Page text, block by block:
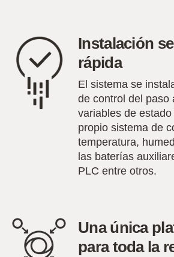
Instalación
rápida
El sistema se
de control del paso
variables de
propio sistema de
temperatura,
las baterías
PLC entre otros.
Una única
para toda la